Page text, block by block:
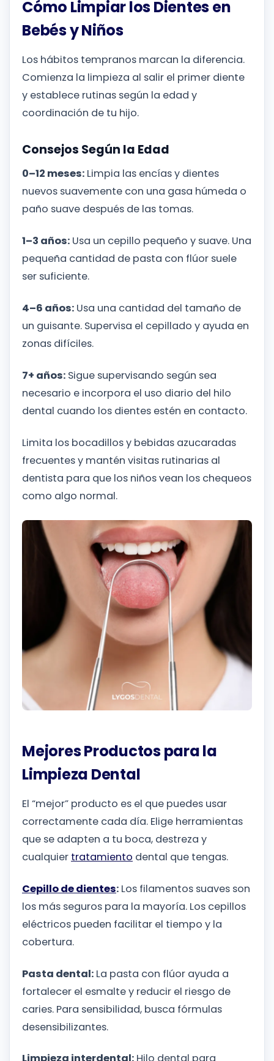
Cómo Limpiar los Dientes en
Bebés y Niños
Los hábitos tempranos marcan la diferencia.
Comienza la limpieza al salir el primer diente
y establece rutinas según la edad y
coordinación de tu hijo.
Consejos Según la Edad
0–12 meses: Limpia las encías y dientes
nuevos suavemente con una gasa húmeda o
paño suave después de las tomas.
1–3 años: Usa un cepillo pequeño y suave. Una
pequeña cantidad de pasta con flúor suele
ser suficiente.
4–6 años: Usa una cantidad del tamaño de
un guisante. Supervisa el cepillado y ayuda en
zonas difíciles.
7+ años: Sigue supervisando según sea
necesario e incorpora el uso diario del hilo
dental cuando los dientes estén en contacto.
Limita los bocadillos y bebidas azucaradas
frecuentes y mantén visitas rutinarias al
dentista para que los niños vean los chequeos
como algo normal.
Mejores Productos para la
Limpieza Dental
El “mejor” producto es el que puedes usar
correctamente cada día. Elige herramientas
que se adapten a tu boca, destreza y
cualquier tratamiento dental que tengas.
Cepillo de dientes: Los filamentos suaves son
los más seguros para la mayoría. Los cepillos
eléctricos pueden facilitar el tiempo y la
cobertura.
Pasta dental: La pasta con flúor ayuda a
fortalecer el esmalte y reducir el riesgo de
caries. Para sensibilidad, busca fórmulas
desensibilizantes.